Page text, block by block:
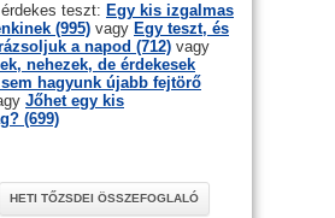
teszt: Egy kis izgalmas
(995) vagy Egy teszt, és
a napod (712) vagy
nehezek, de érdekesek
sem hagyunk újabb fejtörő
Jőhet egy kis
(699)
HETI TŐZSDEI ÖSSZEFOGLALÓ